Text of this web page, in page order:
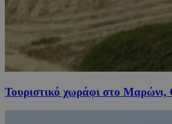
Τουριστικό χωράφι στο Μαρώνι,